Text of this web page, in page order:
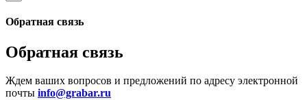
Обратная связь
Обратная связь
Ждем ваших вопросов и предложений по адресу электронной
почты info@grabar.ru